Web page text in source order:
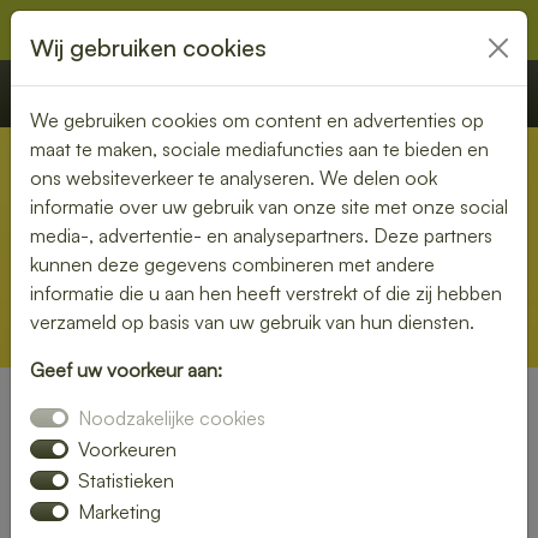
€ 0,00 Offerte Bestellen
« Terug naar de Veelgestelde vragen
Kunnen jullie ook een
Wij gebruiken cookies
We gebruiken cookies om content en advertenties op
maat te maken, sociale mediafuncties aan te bieden en
ons websiteverkeer te analyseren. We delen ook
informatie over uw gebruik van onze site met onze social
media-, advertentie- en analysepartners. Deze partners
kunnen deze gegevens combineren met andere
informatie die u aan hen heeft verstrekt of die zij hebben
verzameld op basis van uw gebruik van hun diensten.
Geef uw voorkeur aan:
Noodzakelijke cookies
Voorkeuren
Statistieken
Marketing